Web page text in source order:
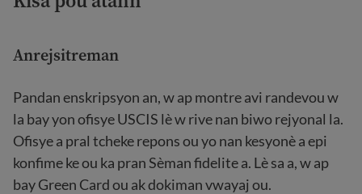
Anrejsitreman
Pandan enskripsyon an, w ap montre avi randevou w
la bay yon ofisye USCIS lè w rive nan biwo rejyonal la.
Ofisye a pral tcheke repons ou yo nan kesyonè a epi
konfime ke ou ka pran Sèman fidelite a. Lè sa a, w ap
bay Green Card ou ak dokiman vwayaj ou.